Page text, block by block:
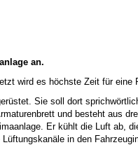
an.
wird es höchste Zeit für eine
Sie soll dort
und besteht aus
Er kühlt die Luft ab,
in den